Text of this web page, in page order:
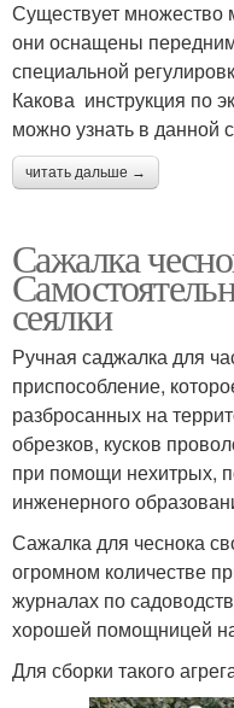
Существует множество
они оснащены
специальной
Какова инструкция по
можно узнать в данной
читать дальше →
Сажалка
сеялки
Ручная саджалка для
приспособление,
разбросанных на
обрезков, кусков
при помощи нехитрых,
инженерного
Сажалка для чеснока
огромном количестве
журналах по
хорошей помощницей
Для сборки такого